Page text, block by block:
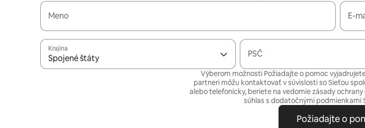
Meno E-
Krajina
Spojené štáty PSČ
Výberom možnosti Požiadajte o pomoc
partneri môžu kontaktovať v súvislosti so Sieťou
alebo telefonicky, beriete na vedomiezásady
súhlas s dodatočnými podmienkami
Požiadajte o